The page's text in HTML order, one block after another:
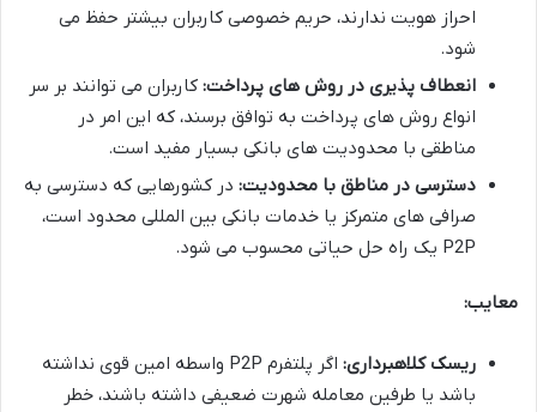
احراز هویت ندارند، حریم خصوصی کاربران بیشتر حفظ می
شود.
انعطاف پذیری در روش های پرداخت: کاربران می توانند بر سر
انواع روش های پرداخت به توافق برسند، که این امر در
مناطقی با محدودیت های بانکی بسیار مفید است.
دسترسی در مناطق با محدودیت: در کشورهایی که دسترسی به
صرافی های متمرکز یا خدمات بانکی بین المللی محدود است،
P2P یک راه حل حیاتی محسوب می شود.
معایب:
ریسک کلاهبرداری:
اگر پلتفرم P2P واسطه امین قوی نداشته
باشد یا طرفین معامله شهرت ضعیفی داشته باشند، خطر